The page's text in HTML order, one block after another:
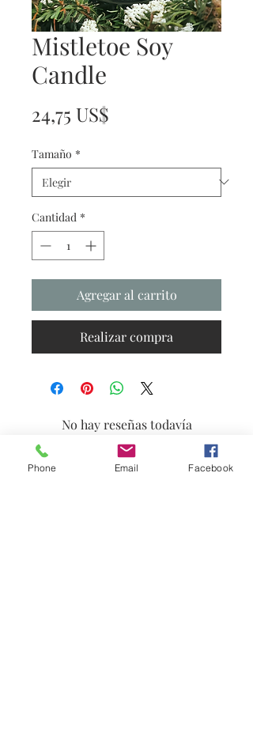
Mistletoe Soy
Candle
24,75 US$
Tamaño *
Cantidad *
Agregar al carrito
Realizar compra
No hay reseñas todavía
Comparte tu opinión. Deja la primera
reseña.
Phone Email Facebook